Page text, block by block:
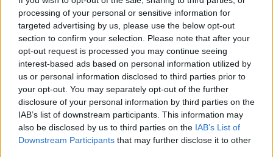
processing of your personal or sensitive information for
targeted advertising by us, please use the below opt-out
section to confirm your selection. Please note that after your
opt-out request is processed you may continue seeing
interest-based ads based on personal information utilized by
us or personal information disclosed to third parties prior to
your opt-out. You may separately opt-out of the further
disclosure of your personal information by third parties on the
IAB’s list of downstream participants. This information may
also be disclosed by us to third parties on the IAB’s List of
Downstream Participants that may further disclose it to other
Minka 11. rész
T. szereti a fiatal lányokat 14. rész